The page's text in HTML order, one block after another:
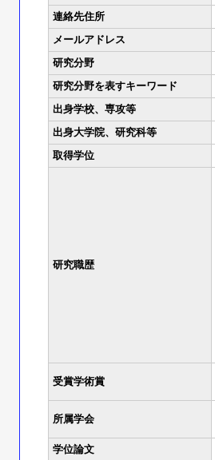
連絡先住所
メールアドレス
研究分野
研究分野を表すキーワード
出身学校、専攻等
出身大学院、研究科等
取得学位
研究職歴
受賞学術賞
所属学会
学位論文